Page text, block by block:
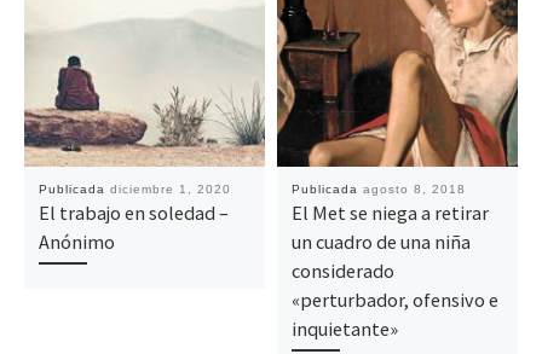
Publicada diciembre 1, 2020
El trabajo en soledad –
Anónimo
Publicada agosto 8, 2018
El Met se niega a retirar
un cuadro de una niña
considerado
«perturbador, ofensivo e
inquietante»